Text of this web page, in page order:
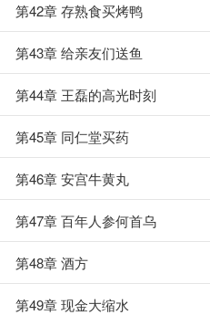
第42章 存熟食买烤鸭
第43章 给亲友们送鱼
第44章 王磊的高光时刻
第45章 同仁堂买药
第46章 安宫牛黄丸
第47章 百年人参何首乌
第48章 酒方
第49章 现金大缩水